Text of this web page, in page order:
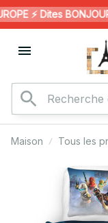
⚡️ Dites
Maison Tous les